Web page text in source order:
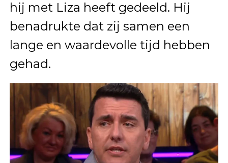
hij met Liza heeft gedeeld. Hij
benadrukte dat zij samen een
lange en waardevolle tijd hebben
gehad.